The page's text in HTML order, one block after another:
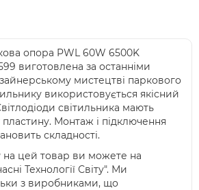
опора PWL 60W 6500K
виготовлена за останніми
мистецтві паркового
використовується якісний
світильника мають
Монтаж і підключення
складності.
цей товар ви можете на
Технології Світу". Ми
з виробниками, що